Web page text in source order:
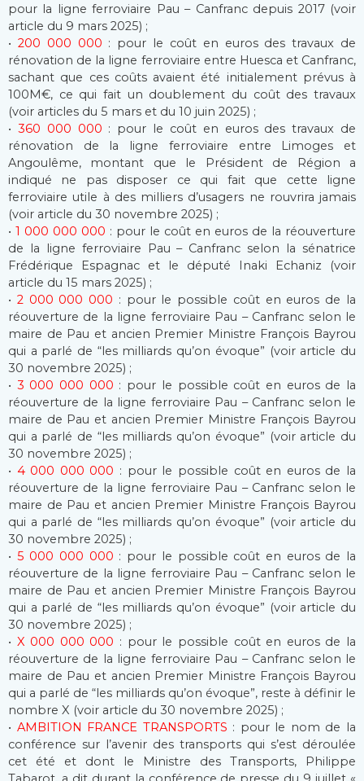
pour la ligne ferroviaire Pau – Canfranc depuis 2017 (voir
article du 9 mars 2025) ;
• 200 000 000 : pour le coût en euros des travaux de
rénovation de la ligne ferroviaire entre Huesca et Canfranc,
sachant que ces coûts avaient été initialement prévus à
100M€, ce qui fait un doublement du coût des travaux
(voir articles du 5 mars et du 10 juin 2025) ;
• 360 000 000 : pour le coût en euros des travaux de
rénovation de la ligne ferroviaire entre Limoges et
Angoulême, montant que le Président de Région a
indiqué ne pas disposer ce qui fait que cette ligne
ferroviaire utile à des milliers d’usagers ne rouvrira jamais
(voir article du 30 novembre 2025) ;
• 1 000 000 000 : pour le coût en euros de la réouverture
de la ligne ferroviaire Pau – Canfranc selon la sénatrice
Frédérique Espagnac et le député Inaki Echaniz (voir
article du 15 mars 2025) ;
• 2 000 000 000 : pour le possible coût en euros de la
réouverture de la ligne ferroviaire Pau – Canfranc selon le
maire de Pau et ancien Premier Ministre François Bayrou
qui a parlé de “les milliards qu’on évoque” (voir article du
30 novembre 2025) ;
• 3 000 000 000 : pour le possible coût en euros de la
réouverture de la ligne ferroviaire Pau – Canfranc selon le
maire de Pau et ancien Premier Ministre François Bayrou
qui a parlé de “les milliards qu’on évoque” (voir article du
30 novembre 2025) ;
• 4 000 000 000 : pour le possible coût en euros de la
réouverture de la ligne ferroviaire Pau – Canfranc selon le
maire de Pau et ancien Premier Ministre François Bayrou
qui a parlé de “les milliards qu’on évoque” (voir article du
30 novembre 2025) ;
• 5 000 000 000 : pour le possible coût en euros de la
réouverture de la ligne ferroviaire Pau – Canfranc selon le
maire de Pau et ancien Premier Ministre François Bayrou
qui a parlé de “les milliards qu’on évoque” (voir article du
30 novembre 2025) ;
• X 000 000 000 : pour le possible coût en euros de la
réouverture de la ligne ferroviaire Pau – Canfranc selon le
maire de Pau et ancien Premier Ministre François Bayrou
qui a parlé de “les milliards qu’on évoque”, reste à définir le
nombre X (voir article du 30 novembre 2025) ;
• AMBITION FRANCE TRANSPORTS : pour le nom de la
conférence sur l’avenir des transports qui s’est déroulée
cet été et dont le Ministre des Transports, Philippe